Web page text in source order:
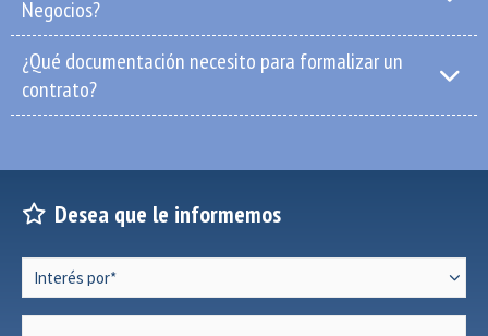
Negocios?
¿Qué documentación necesito para formalizar un
contrato?
Desea que le informemos
Interés
por